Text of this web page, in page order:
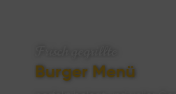
Burger Menü